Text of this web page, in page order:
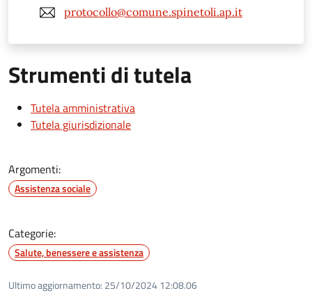
protocollo@comune.spinetoli.ap.it
Strumenti di tutela
Tutela amministrativa
Tutela giurisdizionale
Argomenti:
Assistenza sociale
Categorie:
Salute, benessere e assistenza
Ultimo aggiornamento: 25/10/2024 12:08.06